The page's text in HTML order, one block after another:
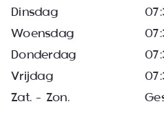
Dinsdag
Woensdag
Donderdag
Vrijdag
Zat. – Zon.